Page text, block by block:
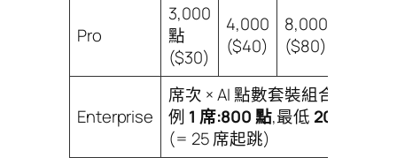
Pro
3,000
點
($30)
4,000
($40)
8,000
($80)
Enterprise
席次 × AI 點數套裝組合 — 固定
例 1 席:800 點,最低 20,000 點
(= 25 席起跳)